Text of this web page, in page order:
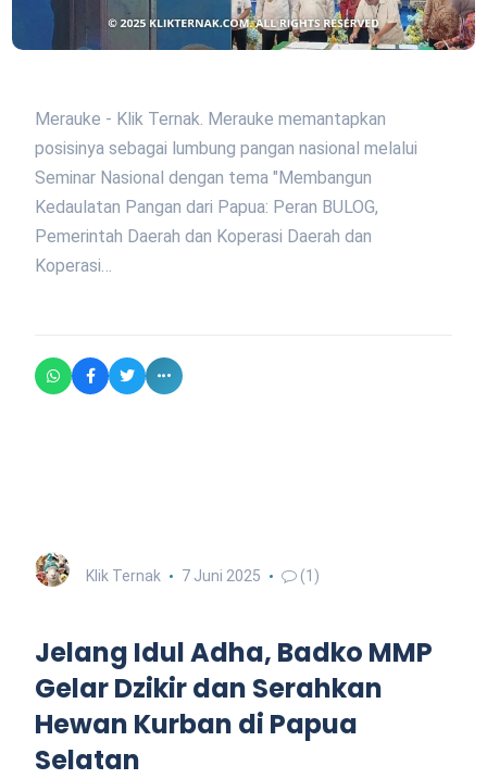
Merauke - Klik Ternak. Merauke memantapkan
posisinya sebagai lumbung pangan nasional melalui
Seminar Nasional dengan tema "Membangun
Kedaulatan Pangan dari Papua: Peran BULOG,
Pemerintah Daerah dan Koperasi Daerah dan
Koperasi…
Klik Ternak 7 Juni 2025 (1)
Jelang Idul Adha, Badko MMP
Gelar Dzikir dan Serahkan
Hewan Kurban di Papua
Selatan